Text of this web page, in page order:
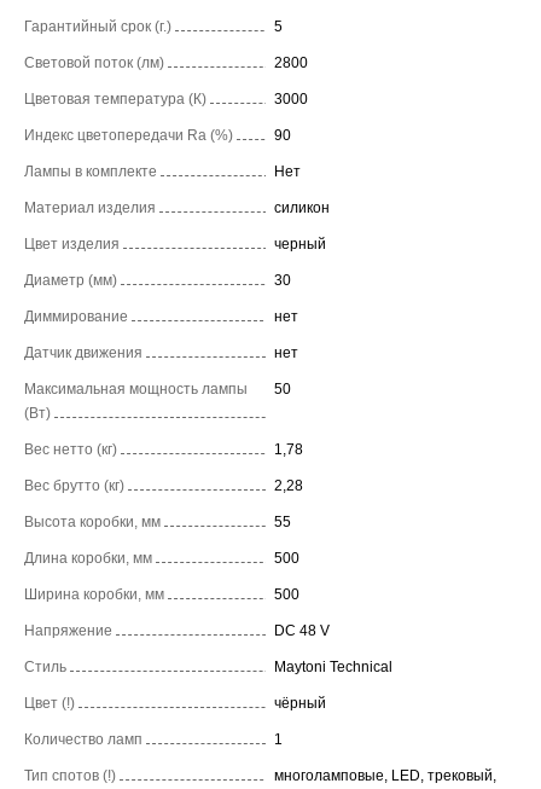
Гарантийный срок (г.) 5
Световой поток (лм) 2800
Цветовая температура (К) 3000
Индекс цветопередачи Ra (%) 90
Лампы в комплекте Нет
Материал изделия силикон
Цвет изделия черный
Диаметр (мм) 30
Диммирование нет
Датчик движения нет
Максимальная мощность лампы
(Вт)
50
Вес нетто (кг) 1,78
Вес брутто (кг) 2,28
Высота коробки, мм 55
Длина коробки, мм 500
Ширина коробки, мм 500
Напряжение DC 48 V
Стиль Maytoni Technical
Цвет (!) чёрный
Количество ламп 1
Тип спотов (!)
многоламповые, LED, трековый,